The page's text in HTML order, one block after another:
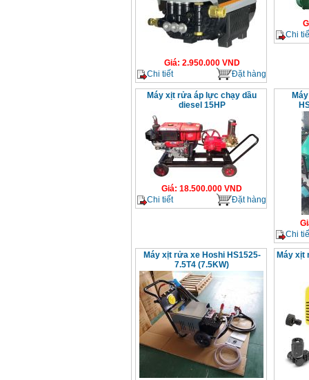
Giá: 2.950.000VND
Chi tiết
Đặt hàng
Chi
Máy xịt rửa áp lực chạy dầu
diesel 15HP
Giá: 18.500.000 VND
Chi tiết
Đặt hàng
Chi
Máy xịt rửa xe Hoshi HS1525-
7.5T4 (7.5KW)
Máy xịt